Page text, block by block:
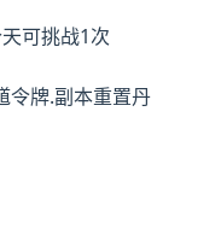
可挑战1次
令牌.副本重置丹